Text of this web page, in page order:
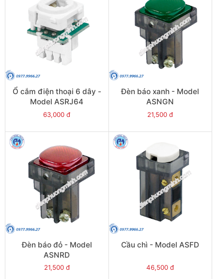
Ổ cắm điện thoại 6 dây -
Model ASRJ64
63,000 đ
Đèn báo xanh - Model
ASNGN
21,500 đ
Đèn báo đỏ - Model
ASNRD
21,500 đ
Cầu chì - Model ASFD
46,500 đ